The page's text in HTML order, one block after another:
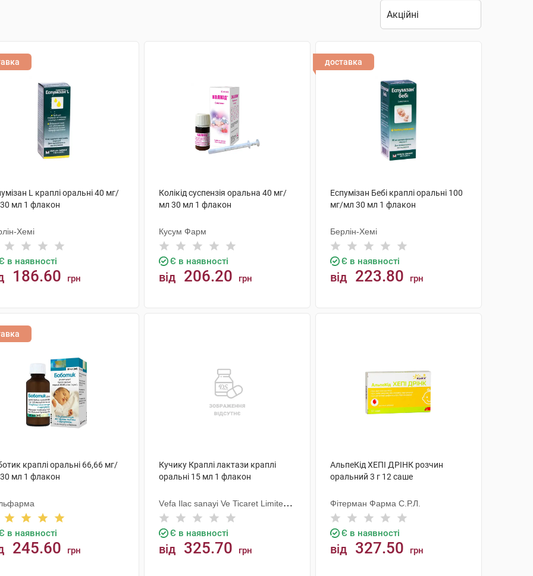
L краплі оральні 40 мг/
мл 1 флакон
Хемі
в наявності
186.60 грн
Колікід суспензія оральна 40 мг/
мл 30 мл 1 флакон
Кусум Фарм
Є в наявності
від 206.20 грн
доставка
Еспумізан Бебі краплі оральні 100
мг/мл 30 мл 1 флакон
Берлін-Хемі
Є в наявності
від 223.80 грн
краплі оральні 66,66 мг/
мл 1 флакон
в наявності
245.60 грн
Кучику Краплі лактази краплі
оральні 15 мл 1 флакон
Vеfa Ilac sanayi Ve Ticaret Limited
Sirketi
Є в наявності
від 325.70 грн
АльпеКід ХЕПІ ДРІНК розчин
оральний 3 г 12 саше
Фітерман Фарма С.Р.Л.
Є в наявності
від 327.50 грн